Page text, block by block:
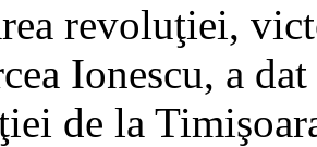
revoluţiei,
Ionescu, a
de la